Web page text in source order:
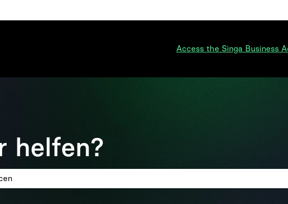
Access the Singa Business
helfen?